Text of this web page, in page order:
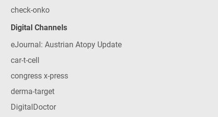
check-onko
Digital Channels
eJournal: Austrian Atopy Update
car-t-cell
congress x-press
derma-target
DigitalDoctor